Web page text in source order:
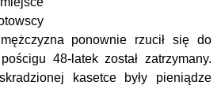
ponownie rzucił się do
48-latek został zatrzymany.
kasetce były pieniądze